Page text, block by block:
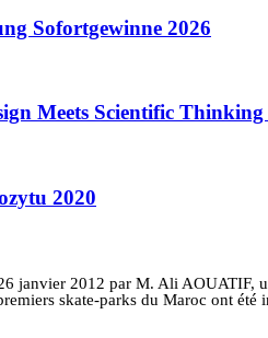
Sofortgewinne 2026
Meets Scientific
2020
janvier 2012 par M. Ali
skate-parks du Maroc ont été